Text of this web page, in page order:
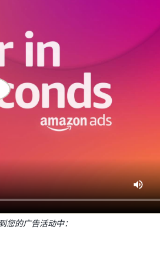
您的广告活动中：